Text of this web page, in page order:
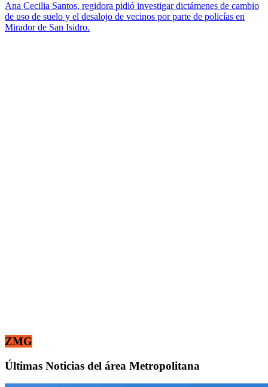
Ana Cecilia Santos, regidora pidió investigar dictámenes de cambio
de uso de suelo y el desalojo de vecinos por parte de policías en
Mirador de San Isidro.
ZMG
Últimas Noticias del área Metropolitana